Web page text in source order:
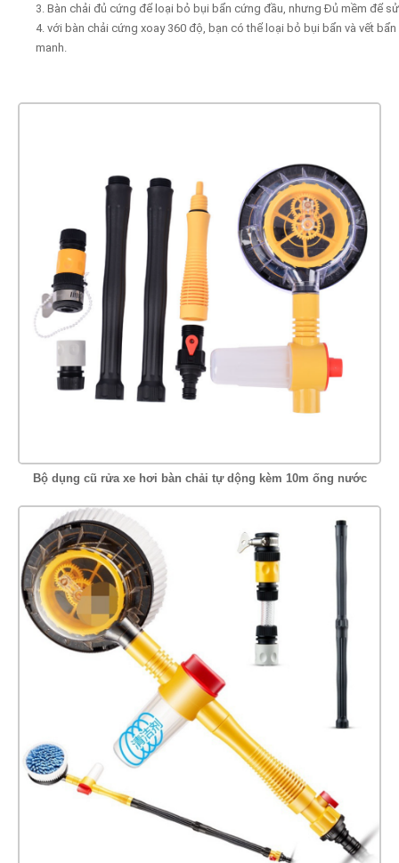
3. Bàn chải đủ cứng để loại bỏ bụi bẩn cứng đầu, nhưng Đủ mềm để
4. với bàn chải cứng xoay 360 độ, bạn có thể loại bỏ bụi bẩn và vết
manh.
Bộ dụng cũ rửa xe hơi bàn chải tự dộng kèm 10m ống nước